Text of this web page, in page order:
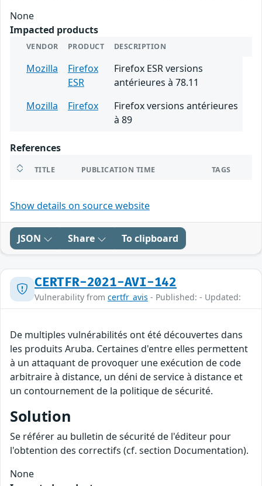
None
Impacted products
VENDOR PRODUCT DESCRIPTION
Mozilla
Firefox
ESR
Firefox ESR versions
antérieures à 78.11
Mozilla
Firefox
Firefox versions antérieures
à 89
References
TITLE PUBLICATION TIME TAGS
Show details on source website
JSON Share To clipboard
CERTFR-2021-AVI-142
Vulnerability from certfr_avis - Published: - Updated:
De multiples vulnérabilités ont été découvertes dans
les produits Aruba. Certaines d'entre elles permettent
à un attaquant de provoquer une exécution de code
arbitraire à distance, un déni de service à distance et
un contournement de la politique de sécurité.
Solution
Se référer au bulletin de sécurité de l'éditeur pour
l'obtention des correctifs (cf. section Documentation).
None